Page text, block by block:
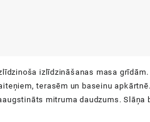
izlīdzināšanas masa
terasēm un baseinu
mitruma daudzums. Slāņa